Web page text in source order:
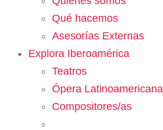
Qué hacemos
Asesorías Externas
Explora Iberoamérica
Teatros
Ópera Latinoamericana
Compositores/as